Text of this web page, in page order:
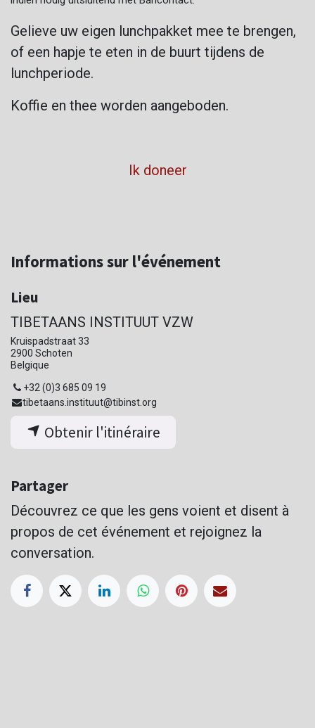
Gelieve uw eigen lunchpakket mee te brengen,
of een hapje te eten in de buurt tijdens de
lunchperiode.
Koffie en thee worden aangeboden.
Ik doneer
Informations sur l'événement
Lieu
TIBETAANS INSTITUUT VZW
Kruispadstraat 33
2900 Schoten
Belgique
+32 (0)3 685 09 19
tibetaans.instituut@tibinst.org
Obtenir l'itinéraire
Partager
Découvrez ce que les gens voient et disent à
propos de cet événement et rejoignez la
conversation.